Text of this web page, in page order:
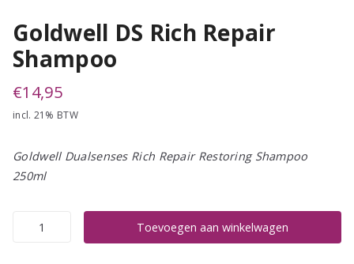
Goldwell DS Rich Repair
Shampoo
€14,95
incl. 21% BTW
Goldwell Dualsenses Rich Repair Restoring Shampoo
250ml
Goldwell
Toevoegen aan winkelwagen